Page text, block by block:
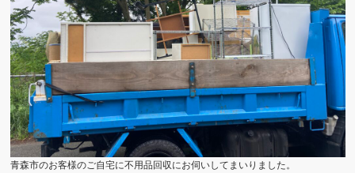
青森市のお客様のご自宅に不用品回収にお伺いしてまいりました。